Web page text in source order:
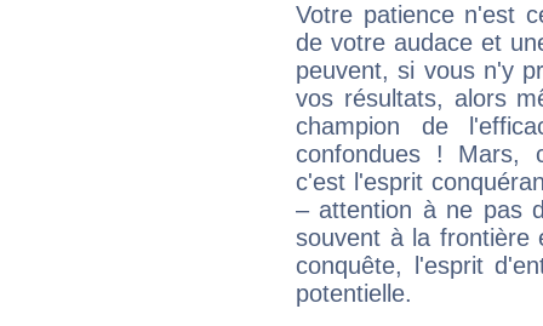
Votre patience n'est
de votre audace et
peuvent, si vous n'y
vos résultats, alors
champion de
confondues ! Mars,
c'est l'esprit
– attention à ne pas
souvent à la frontière
conquête, l'esprit
potentielle.